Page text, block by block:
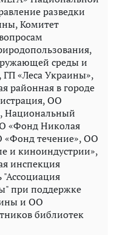
разведки
Комитет
среды и
ГП «Леса Украины»,
районная в городе
ОО
Национальный
«Фонд Николая
«Фонд течение», ОО
и киноиндустрии»,
инспекция
"Ассоциация
при поддержке
и ОО
библиотек